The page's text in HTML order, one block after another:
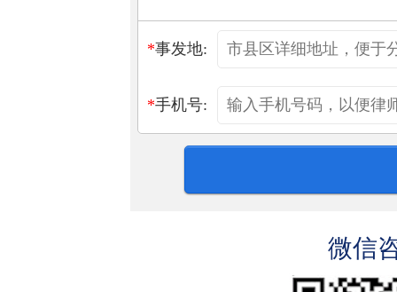
*事发地:
*手机号:
微信